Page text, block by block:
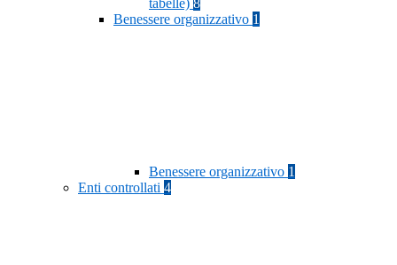
tabelle) 8
Benessere organizzativo 1
Benessere organizzativo 1
Enti controllati 4